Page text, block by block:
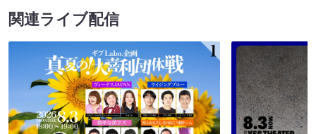
関連ライブ配信